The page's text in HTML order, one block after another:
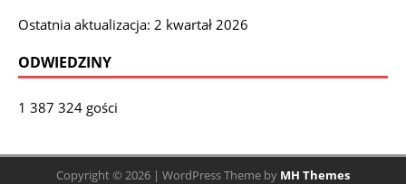
Ostatnia aktualizacja: 2 kwartał 2026
ODWIEDZINY
1 387 324 gości
Copyright © 2026 | WordPress Theme by MH Themes